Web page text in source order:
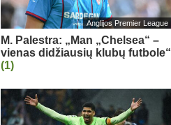
Anglijos Premier League
M. Palestra: „Man „Chelsea“ –
vienas didžiausių klubų futbole“
(1)